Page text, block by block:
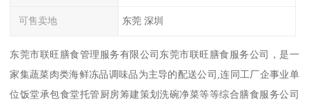
可售卖地 东莞 深圳
东莞市联旺膳食管理服务有限公司东莞市联旺膳食服务公司，是一
家集蔬菜肉类海鲜冻品调味品为主导的配送公司,连同工厂企事业单
位饭堂承包食堂托管厨房筹建策划洗碗净菜等等综合膳食服务公司